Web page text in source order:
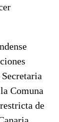
Comuna
de